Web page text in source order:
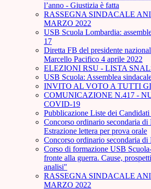
l’anno - Giustizia è fatta
RASSEGNA SINDACALE
MARZO 2022
USB Scuola Lombardia:
17
Diretta FB del presidente
Marcello Pacifico 4 aprile 2022
ELEZIONI RSU - LISTA
USB Scuola: Assemblea
INVITO AL VOTO A TUTTI
COMUNICAZIONE N.417 -
COVID-19
Pubblicazione Liste dei
Concorso ordinario secondaria
Estrazione lettera per prova orale
Concorso ordinario secondaria
Corso di formazione USB
fronte alla guerra. Cause,
analisi"
RASSEGNA SINDACALE
MARZO 2022